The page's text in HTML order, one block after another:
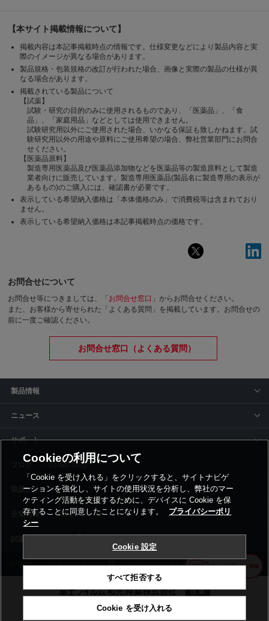
【本サイト掲載情報について】
掲載内容は本記事掲載時点の情報です。仕様変更などにより製品内容と実
際のイメージが異なる場合があります。
製品規格・包装規格の改訂が行われた場合、画像と実際の製品の仕様が異
なる場合があります。
掲載されている製品について
【試薬】
試験・研究の目的のみに使用されるものであり、「医薬品」、「食
品」、「家庭用品」などとしては使用できません。
試験研究用以外にご使用された場合、いかなる保証も致しかねます。試
験研究用以外の用途や原料にご使用希望の場合、弊社営業部門にお問合
せください。
【医薬品原料】
製造専用医薬品及び医薬品添加物などを医薬品等の製造原料として製造
業者向けに販売しています。製造専用医薬品(製品名に製造専用の表示が
あるもの)のご購入には、確認書が必要です。
表示している希望納入価格は「本体価格のみ」で消費税等は含まれており
ません。
表示している希望納入価格は本記事掲載時点の価格です。
お問合せについて
お問合せ等につきましては、「 お問合せ窓口 」からお問合せください。
また、お客様から寄せられた「よくある質問」を掲載しています。お問合せの
前に一度ご確認ください。
お問合せ窓口（よくある質問）
製品情報
ニュース
サポート
siyaku-blog
取扱いメーカー
事業所一覧
利用規約 プライバシーポリシー コーポレートサイト Cookie設定
©富士フイルム和光純薬株式会社
Cookieの利用について
「Cookie を受け入れる」をクリックすると、サイトナビゲ
ーションを強化し、サイトの使用状況を分析し、弊社のマー
ケティング活動を支援するために、デバイスに Cookie を保
存することに同意したことになります。
プライバシーポリ
シー
Cookie 設定
すべて拒否する
Cookie を受け入れる